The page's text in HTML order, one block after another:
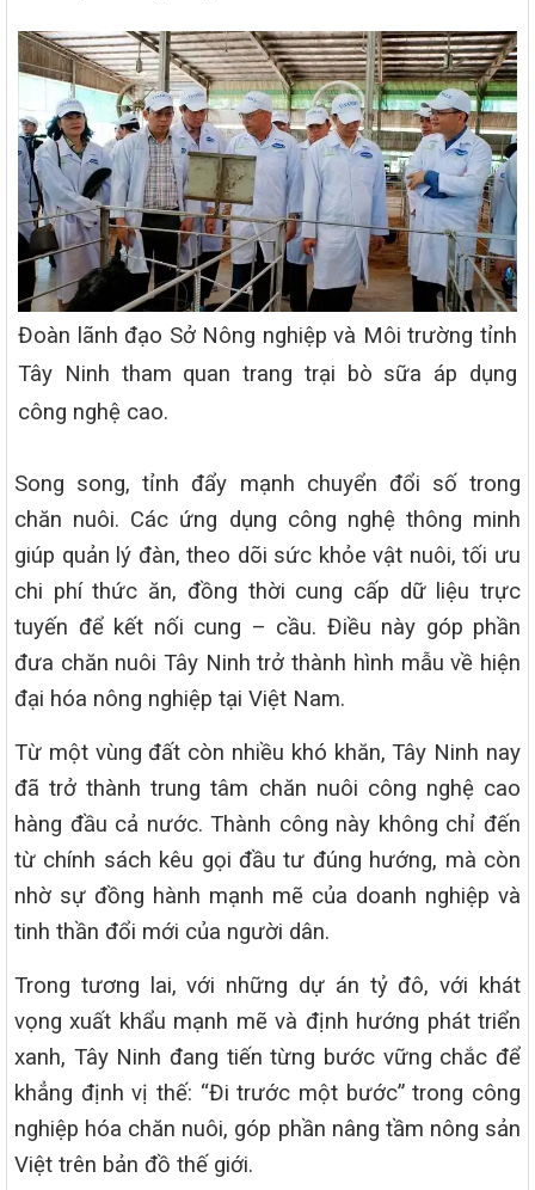
Đoàn lãnh đạo Sở Nông nghiệp và Môi trường tỉnh
Tây Ninh tham quan trang trại bò sữa áp dụng
công nghệ cao.
Song song, tỉnh đẩy mạnh chuyển đổi số trong
chăn nuôi. Các ứng dụng công nghệ thông minh
giúp quản lý đàn, theo dõi sức khỏe vật nuôi, tối ưu
chi phí thức ăn, đồng thời cung cấp dữ liệu trực
tuyến để kết nối cung – cầu. Điều này góp phần
đưa chăn nuôi Tây Ninh trở thành hình mẫu về hiện
đại hóa nông nghiệp tại Việt Nam.
Từ một vùng đất còn nhiều khó khăn, Tây Ninh nay
đã trở thành trung tâm chăn nuôi công nghệ cao
hàng đầu cả nước. Thành công này không chỉ đến
từ chính sách kêu gọi đầu tư đúng hướng, mà còn
nhờ sự đồng hành mạnh mẽ của doanh nghiệp và
tinh thần đổi mới của người dân.
Trong tương lai, với những dự án tỷ đô, với khát
vọng xuất khẩu mạnh mẽ và định hướng phát triển
xanh, Tây Ninh đang tiến từng bước vững chắc để
khẳng định vị thế: “Đi trước một bước” trong công
nghiệp hóa chăn nuôi, góp phần nâng tầm nông sản
Việt trên bản đồ thế giới.